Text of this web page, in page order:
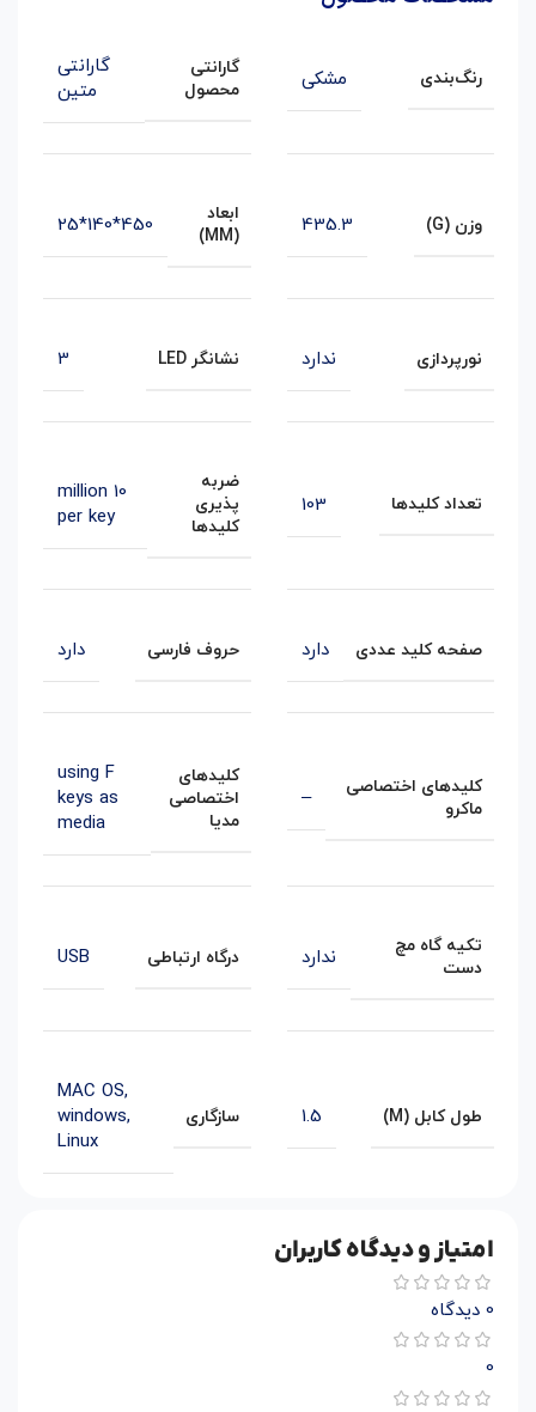
رنگ‌بندی مشکی
گارانتی
محصول
گارانتی
متین
وزن (G) 435.3
ابعاد
(MM)
450*140*25
نورپردازی ندارد نشانگر LED 3
تعداد کلیدها 103
ضربه
پذیری
کلیدها
10 million
per key
صفحه کلید عددی دارد حروف فارسی دارد
کلیدهای اختصاصی
ماکرو
–
کلیدهای
اختصاصی
مدیا
using F
keys as
media
تکیه گاه مچ
دست
ندارد درگاه ارتباطی USB
طول کابل (M) 1.5 سازگاری
MAC OS,
windows,
Linux
امتیاز و دیدگاه کاربران
0 دیدگاه
0